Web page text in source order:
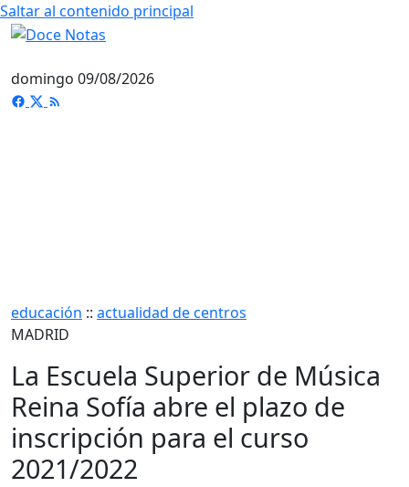
Saltar al contenido principal
domingo 09/08/2026
educación :: actualidad de centros
MADRID
La Escuela Superior de Música
Reina Sofía abre el plazo de
inscripción para el curso
2021/2022